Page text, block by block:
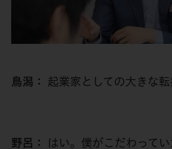
鳥潟： 起業家としての大きな転
野呂：
はい。僕がこだわって